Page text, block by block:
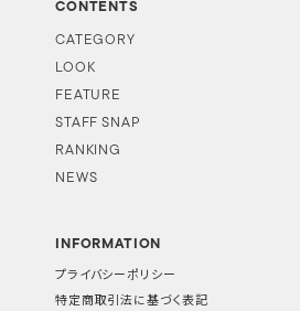
CONTENTS
CATEGORY
LOOK
FEATURE
STAFF SNAP
RANKING
NEWS
INFORMATION
プライバシーポリシー
特定商取引法に基づく表記